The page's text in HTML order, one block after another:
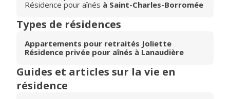
Résidence pour aînés à Saint-Charles-Borromée
Types de résidences
Appartements pour retraités Joliette
Résidence privée pour aînés à Lanaudière
Guides et articles sur la vie en
résidence